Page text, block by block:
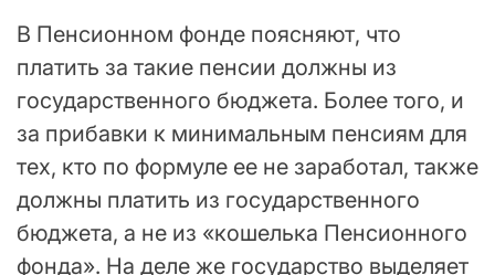
В Пенсионном фонде поясняют, что
платить за такие пенсии должны из
государственного бюджета. Более того, и
за прибавки к минимальным пенсиям для
тех, кто по формуле ее не заработал, также
должны платить из государственного
бюджета, а не из «кошелька Пенсионного
фонда». На деле же государство выделяет